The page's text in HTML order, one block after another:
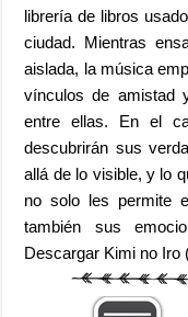
librería de libros
ciudad. Mientras
aislada, la música
vínculos de amistad
entre ellas. En el
descubrirán sus
allá de lo visible, y lo
no solo les permite
también sus
Descargar Kimi no Iro